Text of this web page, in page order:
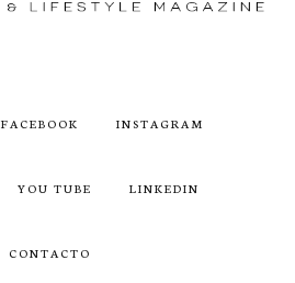
FACEBOOK INSTAGRAM
YOU TUBE LINKEDIN
CONTACTO